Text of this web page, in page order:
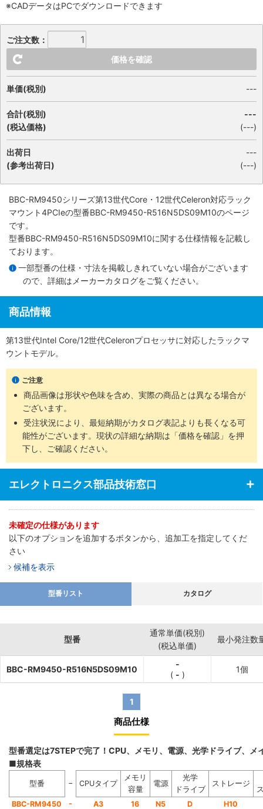
※CADデータはPCでダウンロードできます
ご注文数：
価格を確認
単価(税別) ---
合計(税別)
(税込価格)
---
(---)
出荷日
(参考出荷日)
---
(---)
BBC-RM9450シリーズ第13世代Core・12世代Celeron対応ラック
マウント4PCIeの型番BBC-RM9450-R516N5DS09M10のページ
です。
型番BBC-RM9450-R516N5DS09M10に関する仕様情報を記載し
ております。
一部型番の仕様・寸法を掲載しきれていない場合がございます
ので、詳細は メーカーカタログをご覧ください。
商品情報
第13世代Intel Core/12世代Celeronプロセッサに対応したラックマ
ウントモデル。
ご注意
商品画像は形状や色味を含め、実際の商品とは異なる場合が
ございます。
受注状況により、最短納期がカタログ表記よりも長くなる可
能性がございます。現状の詳細な納期は「価格を確認」を押
下し、ご確認ください。
エレクトロニクス部品技術窓口
未確定の仕様があります
以下のオプションを追加するボタンから、追加工を指定してくだ
さい
候補を表示
型番リスト カタログ
型番
通常単価(税別)
(税込単価)
最小発注数
BBC-RM9450-R516N5DS09M10
-
( - )
1個
1
商品仕様
型番選定は7STEPで完了！CPU、メモリ、電源、光学ドライブ、
■規格表
型番 − CPUタイプ
メモリ
容量
電源
光学
ドライブ
ストレージ
BBC-RM9450
- A3 16 N5 D H10